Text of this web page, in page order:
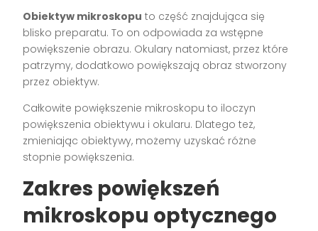
Obiektyw mikroskopu to część znajdująca się
blisko preparatu. To on odpowiada za wstępne
powiększenie obrazu. Okulary natomiast, przez które
patrzymy, dodatkowo powiększają obraz stworzony
przez obiektyw.
Całkowite powiększenie mikroskopu to iloczyn
powiększenia obiektywu i okularu. Dlatego też,
zmieniając obiektywy, możemy uzyskać różne
stopnie powiększenia.
Zakres powiększeń
mikroskopu optycznego